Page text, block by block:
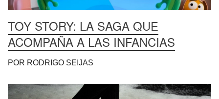
TOY STORY: LA SAGA QUE
ACOMPAÑA A LAS INFANCIAS
POR RODRIGO SEIJAS